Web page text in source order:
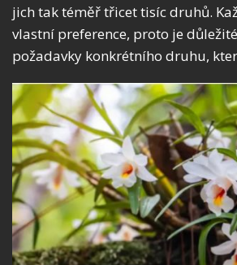
jich tak téměř třicet tisíc druhů.
vlastní preference, proto je
požadavky konkrétního druhu,